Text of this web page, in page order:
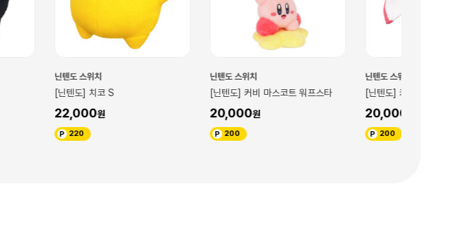
[닌텐도] 커비 마스코트 워프스타
20,000
[닌텐도] 커비 마스코트 파라솔 커비
20,000